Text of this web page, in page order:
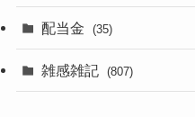
配当金 (35)
雑感雑記 (807)